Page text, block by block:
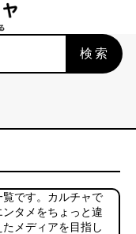
検索
です。カルチャで
タメをちょっと違
メディアを目指し